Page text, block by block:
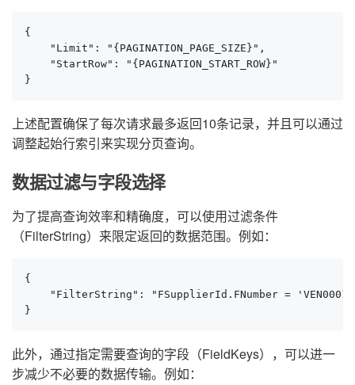
{
    "Limit": "{PAGINATION_PAGE_SIZE}",
    "StartRow": "{PAGINATION_START_ROW}"
}
上述配置确保了每次请求最多返回10条记录，并且可以通过
调整起始行索引来实现分页查询。
数据过滤与字段选择
为了提高查询效率和精确度，可以使用过滤条件
（FilterString）来限定返回的数据范围。例如：
{
"FilterString": "FSupplierId.FNumber =
}
此外，通过指定需要查询的字段（FieldKeys），可以进一
步减少不必要的数据传输。例如：